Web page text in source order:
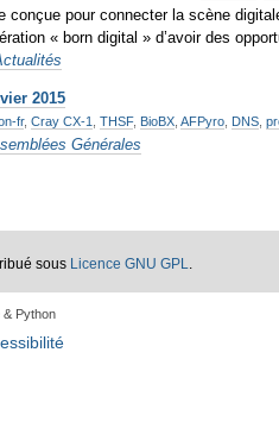
pour connecter la scène
« born digital » d’avoir des
2015
fr, Cray CX-1 THSF, BioBX, AFPyro, DNS,
Générales
sous Licence GNU GPL
& Python